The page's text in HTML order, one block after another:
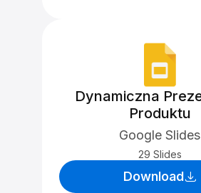
Dynamiczna
Produktu
Google Slides
29 Slides
Download